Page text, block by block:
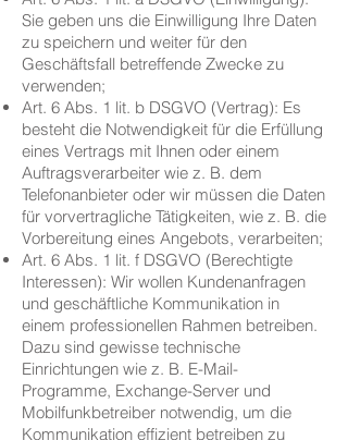
Sie geben uns die Einwilligung Ihre Daten
zu speichern und weiter für den
Geschäftsfall betreffende Zwecke zu
verwenden;
Art. 6 Abs. 1 lit. b DSGVO (Vertrag): Es
besteht die Notwendigkeit für die Erfüllung
eines Vertrags mit Ihnen oder einem
Auftragsverarbeiter wie z. B. dem
Telefonanbieter oder wir müssen die Daten
für vorvertragliche Tätigkeiten, wie z. B. die
Vorbereitung eines Angebots, verarbeiten;
Art. 6 Abs. 1 lit. f DSGVO (Berechtigte
Interessen): Wir wollen Kundenanfragen
und geschäftliche Kommunikation in
einem professionellen Rahmen betreiben.
Dazu sind gewisse technische
Einrichtungen wie z. B. E-Mail-
Programme, Exchange-Server und
Mobilfunkbetreiber notwendig, um die
Kommunikation effizient betreiben zu